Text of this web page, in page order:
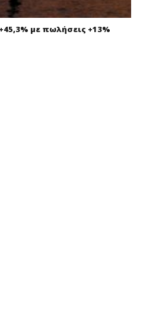
με πωλήσεις +13%